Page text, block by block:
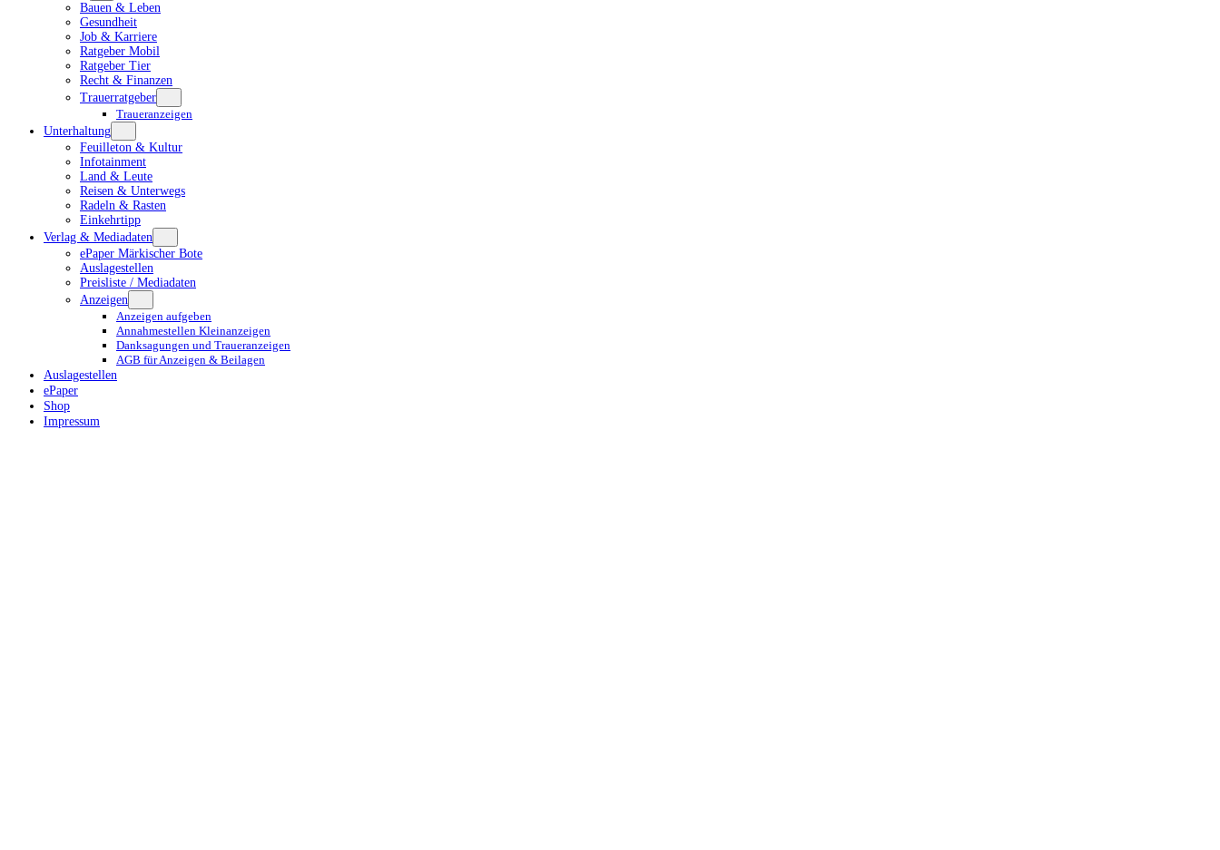
Bauen & Leben
Gesundheit
Job & Karriere
Ratgeber Mobil
Ratgeber Tier
Recht & Finanzen
Trauerratgeber
Traueranzeigen
Unterhaltung
Feuilleton & Kultur
Infotainment
Land & Leute
Reisen & Unterwegs
Radeln & Rasten
Einkehrtipp
Verlag & Mediadaten
ePaper Märkischer Bote
Auslagestellen
Preisliste / Mediadaten
Anzeigen
Anzeigen aufgeben
Annahmestellen Kleinanzeigen
Danksagungen und Traueranzeigen
AGB für Anzeigen & Beilagen
Auslagestellen
ePaper
Shop
Impressum